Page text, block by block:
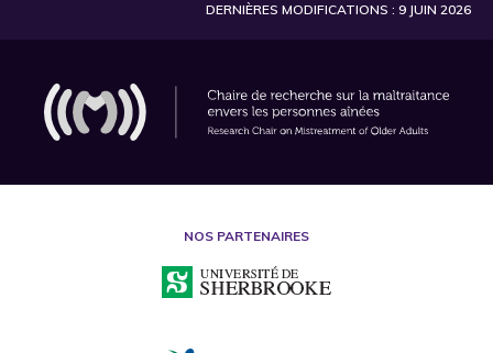
DERNIÈRES MODIFICATIONS : 9 JUIN 2026
NOS PARTENAIRES